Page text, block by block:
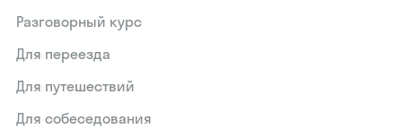
Разговорный курс
Для переезда
Для путешествий
Для собеседования